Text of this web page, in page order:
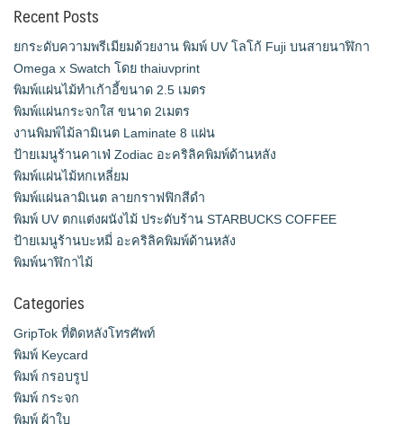
Recent Posts
ยกระดับความพรีเมียมด้วยงาน พิมพ์ UV โลโก้ Fuji บนสายนาฬิกา
Omega x Swatch โดย thaiuvprint
พิมพ์แผ่นไม้ทำเก้าอี้ขนาด 2.5 เมตร
พิมพ์แผ่นกระจกใส ขนาด 2เมตร
งานพิมพ์ไม้ลามิเนต Laminate 8 แผ่น
ป้ายเมนูร้านคาเฟ่ Zodiac อะคริลิคพิมพ์ด้านหลัง
พิมพ์แผ่นไม้หกเหลี่ยม
พิมพ์แผ่นลามิเนต ลายกราฟฟิกสีดำ
พิมพ์ UV ตกแต่งผนังไม้ ประดับร้าน STARBUCKS COFFEE
ป้ายเมนูร้านบะหมี่ อะคริลิคพิมพ์ด้านหลัง
พิมพ์นาฬิกาไม้
Categories
GripTok ที่ติดหลังโทรศัพท์
พิมพ์ Keycard
พิมพ์ กรอบรูป
พิมพ์ กระจก
พิมพ์ ผ้าใบ